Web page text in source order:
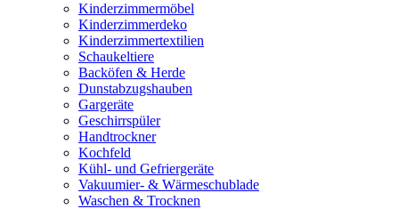
Kinderzimmermöbel
Kinderzimmerdeko
Kinderzimmertextilien
Schaukeltiere
Backöfen & Herde
Dunstabzugshauben
Gargeräte
Geschirrspüler
Handtrockner
Kochfeld
Kühl- und Gefriergeräte
Vakuumier- & Wärmeschublade
Waschen & Trocknen